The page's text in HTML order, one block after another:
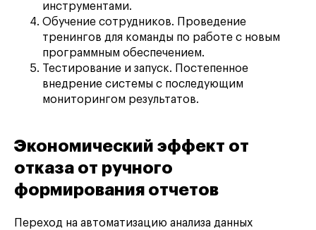
инструментами.
Обучение сотрудников. Проведение
тренингов для команды по работе с новым
программным обеспечением.
Тестирование и запуск. Постепенное
внедрение системы с последующим
мониторингом результатов.
Экономический эффект от
отказа от ручного
формирования отчетов
Переход на автоматизацию анализа данных